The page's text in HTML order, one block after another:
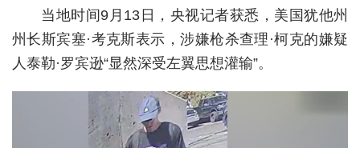
环球
专题
当地时间9月13日，央视记者获悉，美国犹他州
州长斯宾塞·考克斯表示，涉嫌枪杀查理·柯克的嫌疑
人泰勒·罗宾逊“显然深受左翼思想灌输”。